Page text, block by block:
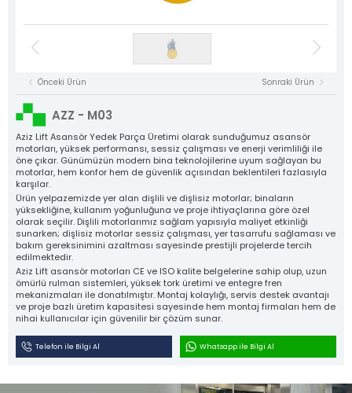
Aziz Lift
The Power Behind Every Lift
KURUMSAL
ÜRÜNLER
ÜRETİM
KALİTE
KATALOG
İLETİŞİM
NYAF Kablolar
Halat Şişeleri
Döküm Ray Tırnakları
Plastik Grubu
Asansör Yedek Parçaları
NYAF Kablolar
Flexible Kablolar
Hız Regülatörü
Gergi Kasnakları
Halat Şişeleri
Döküm Ray Tırnakları
Sac Tırnaklar
Denge Zinciri ve Aparatları
Plastik Grubu
Asansör Yedek Parçaları
Tüm Ürünler
Önceki Ürün Sonraki Ürün
AZZ - M03
Aziz Lift Asansör Yedek Parça Üretimi olarak sunduğumuz asansör
motorları, yüksek performansı, sessiz çalışması ve enerji verimliliği ile
öne çıkar. Günümüzün modern bina teknolojilerine uyum sağlayan bu
motorlar, hem konfor hem de güvenlik açısından beklentileri fazlasıyla
karşılar.
Ürün yelpazemizde yer alan dişlili ve dişlisiz motorlar; binaların
yüksekliğine, kullanım yoğunluğuna ve proje ihtiyaçlarına göre özel
olarak seçilir. Dişlili motorlarımız sağlam yapısıyla maliyet etkinliği
sunarken; dişlisiz motorlar sessiz çalışması, yer tasarrufu sağlaması ve
bakım gereksinimini azaltması sayesinde prestijli projelerde tercih
edilmektedir.
Aziz Lift asansör motorları CE ve ISO kalite belgelerine sahip olup, uzun
ömürlü rulman sistemleri, yüksek tork üretimi ve entegre fren
mekanizmaları ile donatılmıştır. Montaj kolaylığı, servis destek avantajı
ve proje bazlı üretim kapasitesi sayesinde hem montaj firmaları hem de
nihai kullanıcılar için güvenilir bir çözüm sunar.
Telefon ile Bilgi Al Whatsapp ile Bilgi Al